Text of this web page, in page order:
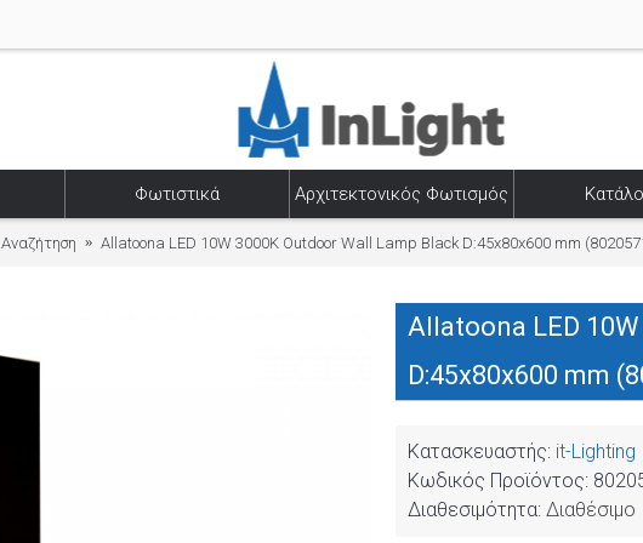
Φωτιστικά Αρχιτεκτονικός Φωτισμός
Αναζήτηση Allatoona LED 10W 3000K Outdoor Wall Lamp Black D:45x80x600 mm
Allatoona LED
D:45x80x600 mm
Κατασκευαστής: it-Lighting
Κωδικός Προϊόντος:
Διαθεσιμότητα: Διαθέσιμο